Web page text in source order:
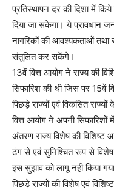
प्रतिस्थापन दर की दिशा में
दिया जा सकेगा। ये प्रावधान
नागरिकों की आवश्यकताओं तथा
संतुलित कर सकेंगे।
13वें वित्त आयोग ने राज्य की
सिफारिश की थी जिस पर 15वें
पिछड़े राज्यों एवं विकसित
वित्त आयोग ने अपनी
अंतरण राज्य विशेष की विशिष्ट
ढंग से एवं सुनिश्चित रूप से विशेष
इस सुझाव को लागू नही किया
पिछड़े राज्यों की विशेष एवं